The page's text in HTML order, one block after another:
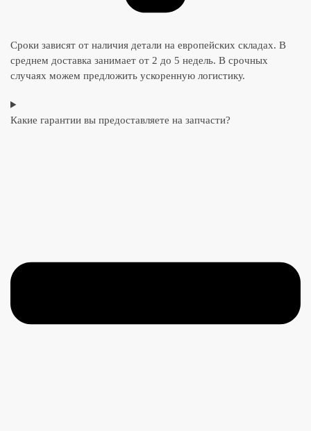
Сроки зависят от наличия детали на европейских складах. В
среднем доставка занимает от 2 до 5 недель. В срочных
случаях можем предложить ускоренную логистику.
Какие гарантии вы предоставляете на запчасти?